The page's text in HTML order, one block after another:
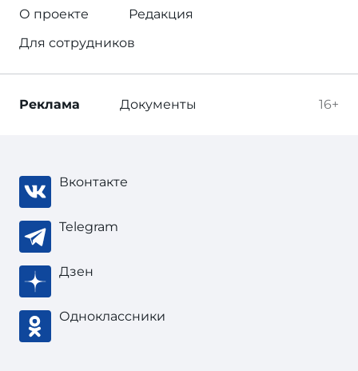
О проекте
Редакция
Для сотрудников
16+
Реклама Документы
Вконтакте
Telegram
Дзен
Одноклассники